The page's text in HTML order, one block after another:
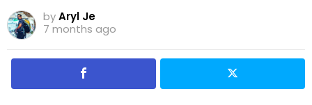
byAryl Je
7 months ago